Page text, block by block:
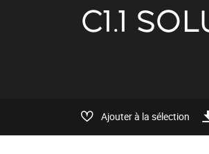
C1.1
Ajouter à la sélection